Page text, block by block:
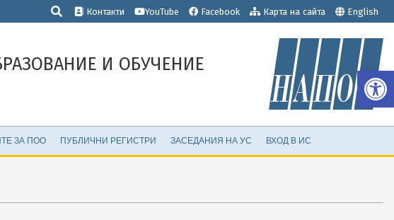
Търсене
Контакти YouTube Facebook Карта на сайта English
И ОБУЧЕНИЕ
ЗА ПОО ПУБЛИЧНИ РЕГИСТРИ ЗАСЕДАНИЯ НА УС ВХОД В ИС